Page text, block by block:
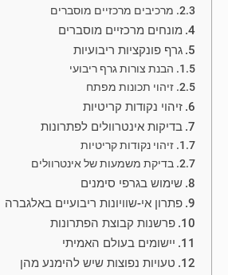
מרכיבים מרכזיים מוסברים
מונחים מרכזיים מוסברים
גרף פונקציות ריבועיות
הבנת צורות גרף ריבועי
זיהוי תכונות מפתח
זיהוי נקודות קריטיות
בדיקות אינטרוולים לפתרונות
זיהוי נקודות קריטיות
בדיקת משמעות של אינטרוולים
שימוש בגרפי סימנים
פתרון אי-שוויונות ריבועיים באלגברה
פרשנות קבוצת הפתרונות
יישומים בעולם האמיתי
טעויות נפוצות שיש להימנע מהן